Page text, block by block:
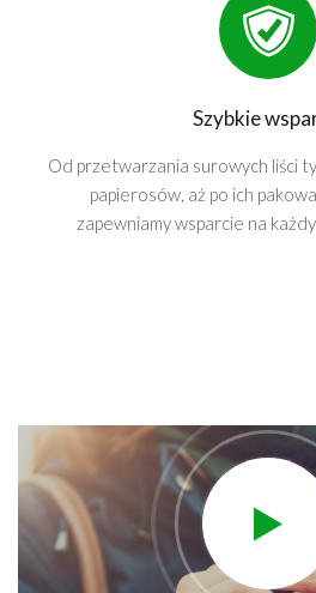
Szybkie
Od przetwarzania surowych liści
papierosów, aż po ich
zapewniamy wsparcie na